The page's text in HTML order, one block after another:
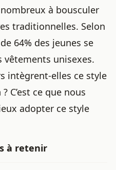
à bousculer
traditionnelles. Selon
64% des jeunes se
unisexes.
intègrent-elles ce style
C’est ce que nous
adopter ce style
à retenir